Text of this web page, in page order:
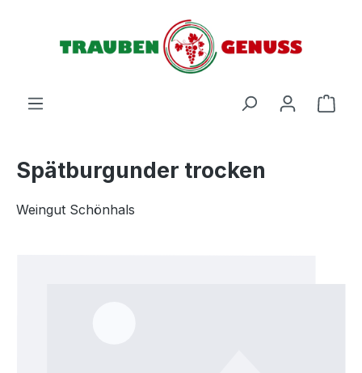
Spätburgunder trocken
Weingut Schönhals